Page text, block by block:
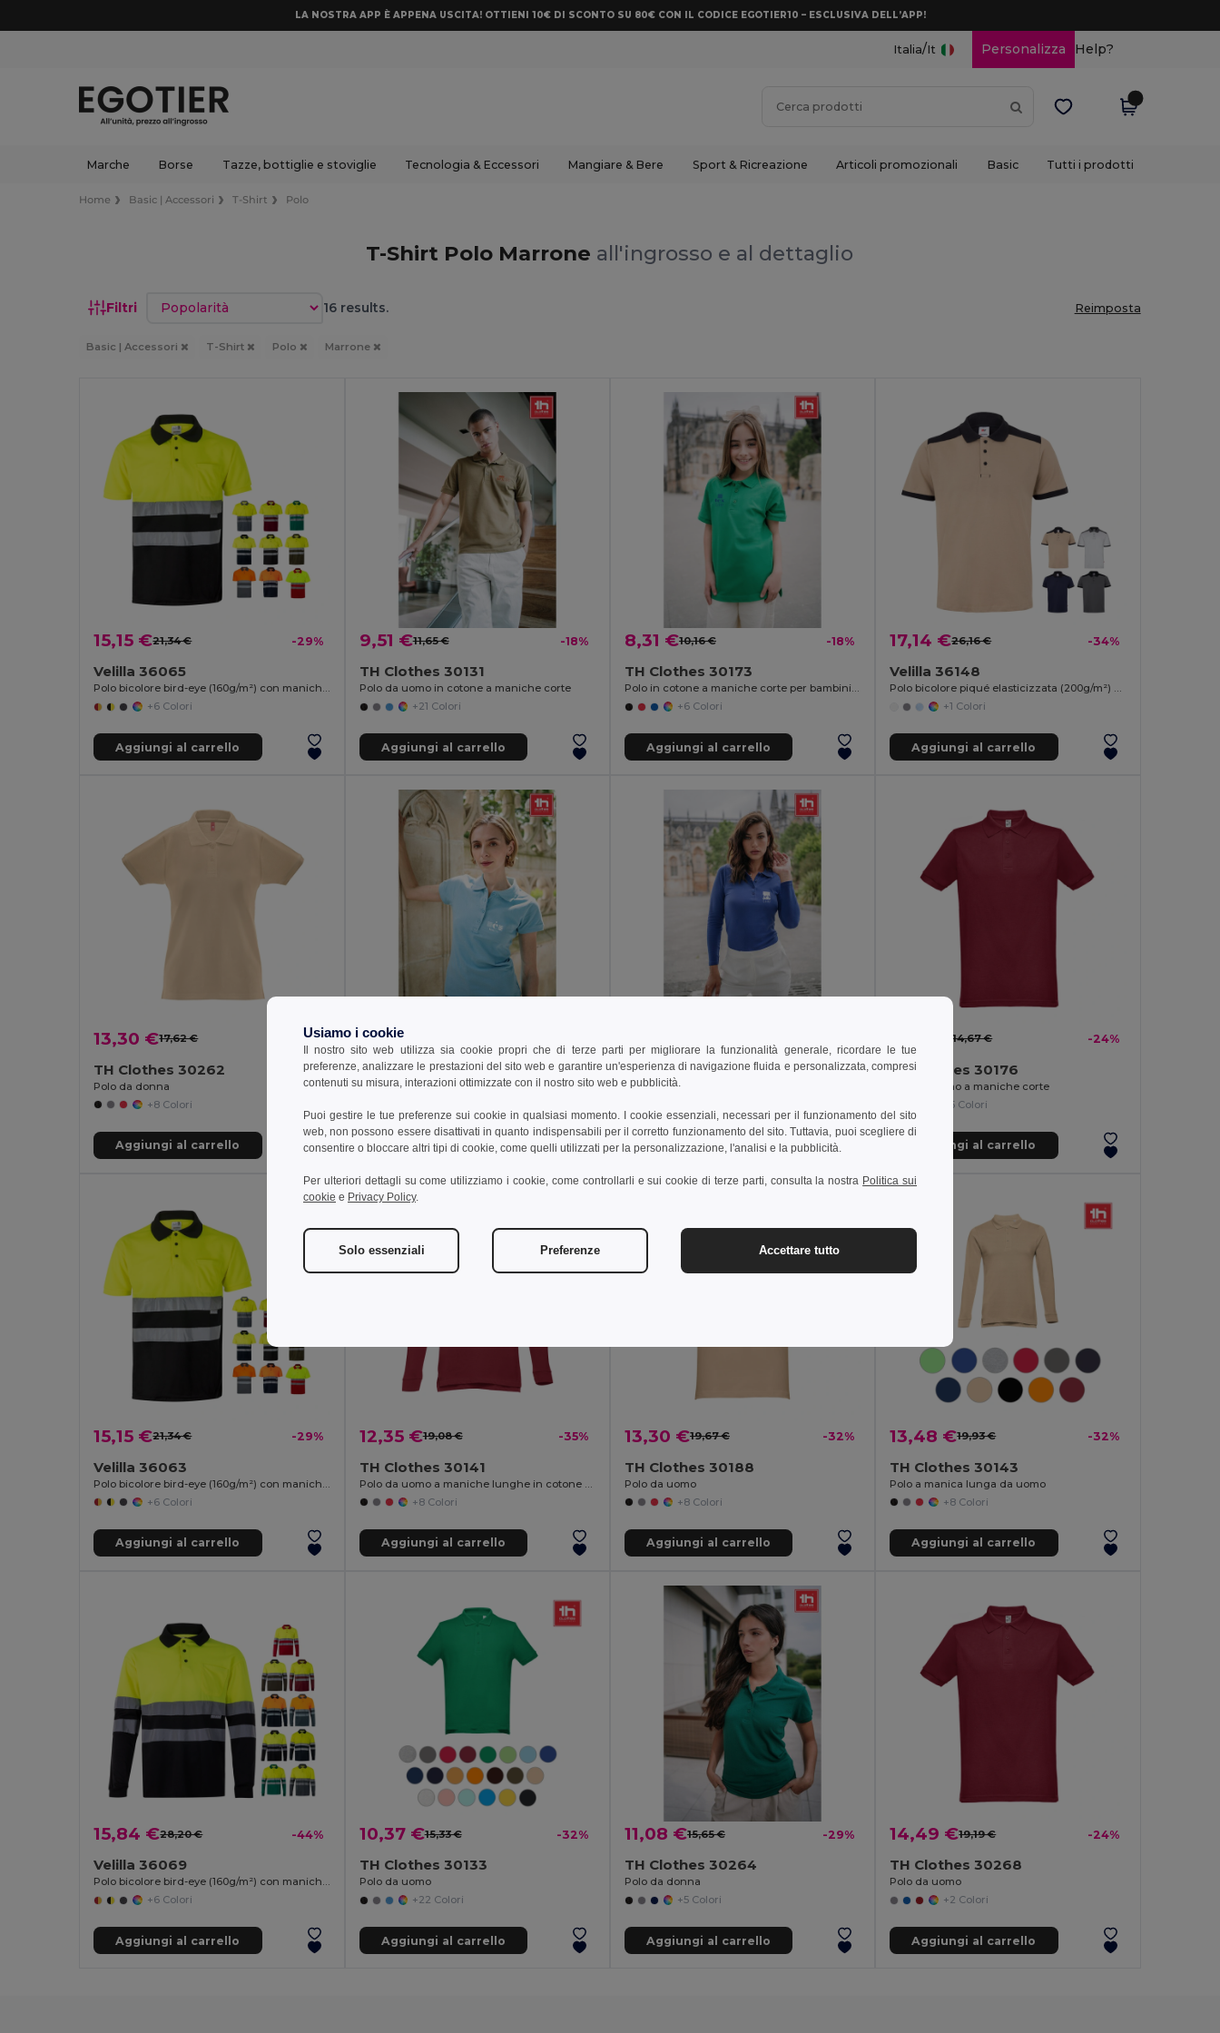
LA NOSTRA APP È APPENA USCITA! OTTIENI 10€ DI SCONTO SU 80€ CON IL CODICE EGOTIER10 – ESCLUSIVA DELL’APP!
Italia/It Personalizza Help?
Marche Borse Tazze, bottiglie e stoviglie Tecnologia & Eccessori Mangiare & Bere Sport & Ricreazione Articoli promozionali Basic Tutti i prodotti
Home Basic | Accessori T-Shirt Polo
T-Shirt Polo Marrone all'ingrosso e al dettaglio
Filtri Ordina per 16 results. Reimposta
Basic | Accessori T-Shirt Polo Marrone
15,15 €21,34 € -29%
Velilla 36065
Polo bicolore bird-eye (160g/m²) con maniche corte, in poliestere (100%)
+6 Colori
Aggiungi al carrello
9,51 €11,65 € -18%
TH Clothes 30131
Polo da uomo in cotone a maniche corte
+21 Colori
Aggiungi al carrello
8,31 €10,16 € -18%
TH Clothes 30173
Polo in cotone a maniche corte per bambini (unisex)
+6 Colori
Aggiungi al carrello
17,14 €26,16 € -34%
Velilla 36148
Polo bicolore piqué elasticizzata (200g/m²) con maniche corte, in poliestere (96%) ed elastan (4%)
+1 Colori
Aggiungi al carrello
13,30 €17,62 € -24%
TH Clothes 30262
Polo da donna
+8 Colori
Aggiungi al carrello
9,51 €
TH Clothes 30135
Polo da donna
Aggiungi al carrello
TH Clothes 30145
Polo a manica lunga da donna
Aggiungi al carrello
14,67 € -24%
TH Clothes 30176
Polo da uomo a maniche corte
+5 Colori
Aggiungi al carrello
15,15 €21,34 € -29%
Velilla 36063
Polo bicolore bird-eye (160g/m²) con maniche corte, in poliestere (100%)
+6 Colori
Aggiungi al carrello
12,35 €19,08 € -35%
TH Clothes 30141
Polo da uomo a maniche lunghe in cotone cardato
+8 Colori
Aggiungi al carrello
13,30 €19,67 € -32%
TH Clothes 30188
Polo da uomo
+8 Colori
Aggiungi al carrello
13,48 €19,93 € -32%
TH Clothes 30143
Polo a manica lunga da uomo
+8 Colori
Aggiungi al carrello
15,84 €28,20 € -44%
Velilla 36069
Polo bicolore bird-eye (160g/m²) con maniche lunghe, in poliestere (100%)
+6 Colori
Aggiungi al carrello
10,37 €15,33 € -32%
TH Clothes 30133
Polo da uomo
+22 Colori
Aggiungi al carrello
11,08 €15,65 € -29%
TH Clothes 30264
Polo da donna
+5 Colori
Aggiungi al carrello
14,49 €19,19 € -24%
TH Clothes 30268
Polo da uomo
+2 Colori
Aggiungi al carrello
Usiamo i cookie
Il nostro sito web utilizza sia cookie propri che di terze parti per migliorare la funzionalità generale, ricordare le tue
preferenze, analizzare le prestazioni del sito web e garantire un'esperienza di navigazione fluida e personalizzata, compresi
contenuti su misura, interazioni ottimizzate con il nostro sito web e pubblicità.
Puoi gestire le tue preferenze sui cookie in qualsiasi momento. I cookie essenziali, necessari per il funzionamento del sito
web, non possono essere disattivati in quanto indispensabili per il corretto funzionamento del sito. Tuttavia, puoi scegliere di
consentire o bloccare altri tipi di cookie, come quelli utilizzati per la personalizzazione, l'analisi e la pubblicità.
Per ulteriori dettagli su come utilizziamo i cookie, come controllarli e sui cookie di terze parti, consulta la nostra Politica sui
cookie e Privacy Policy.
Solo essenziali Preferenze Accettare tutto